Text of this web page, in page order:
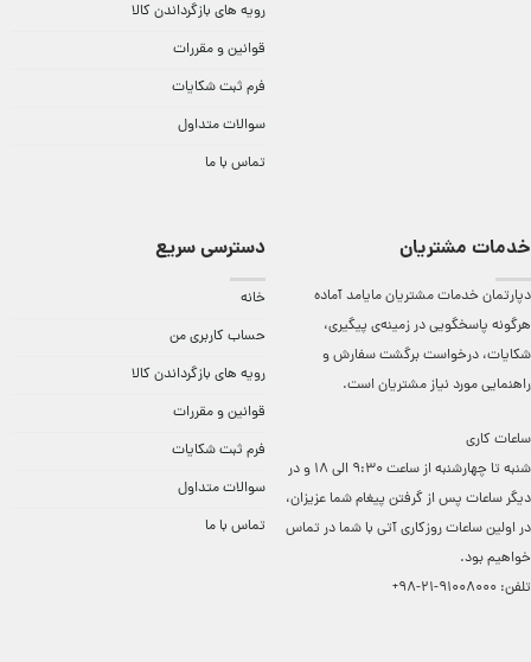
رویه های بازگرداندن کالا
قوانین و مقررات
فرم ثبت شکایات
سوالات متداول
تماس با ما
خدمات مشتریان
دپارتمان خدمات مشتریان مایامد آماده
هرگونه پاسخگویی در زمینه‌ی پیگیری،
شکایات، درخواست برگشت سفارش و
راهنمایی مورد نیاز مشتریان است.
ساعات کاری
شنبه تا چهارشنبه از ساعت 9:30 الی 18 و در
دیگر ساعات ‌پس از گرفتن پیغام شما عزیزان،
در اولین ساعات روزکاری آتی با شما در تماس
خواهیم بود.
تلفن: 91008000-21-98+
دسترسی سریع
خانه
حساب کاربری من
رویه های بازگرداندن کالا
قوانین و مقررات
فرم ثبت شکایات
سوالات متداول
تماس با ما